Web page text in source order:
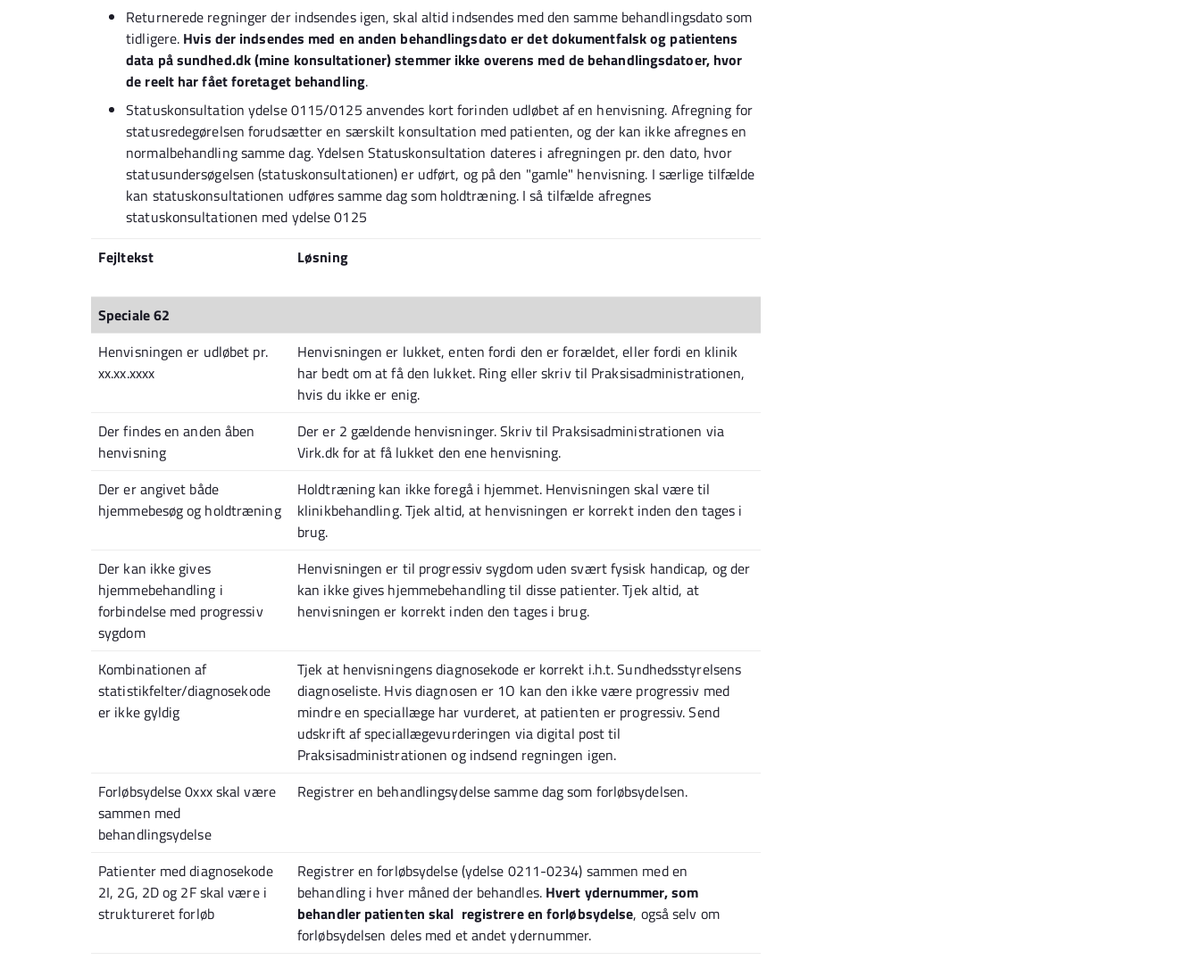
Returnerede regninger der indsendes igen, skal altid indsendes med den samme behandlingsdato som
tidligere. Hvis der indsendes med en anden behandlingsdato er det dokumentfalsk og patientens
data på sundhed.dk (mine konsultationer) stemmer ikke overens med de behandlingsdatoer, hvor
de reelt har fået foretaget behandling.
Statuskonsultation ydelse 0115/0125 anvendes kort forinden udløbet af en henvisning. Afregning for
statusredegørelsen forudsætter en særskilt konsultation med patienten, og der kan ikke afregnes en
normalbehandling samme dag. Ydelsen Statuskonsultation dateres i afregningen pr. den dato, hvor
statusundersøgelsen (statuskonsultationen) er udført, og på den "gamle" henvisning. I særlige tilfælde
kan statuskonsultationen udføres samme dag som holdtræning. I så tilfælde afregnes
statuskonsultationen med ydelse 0125
Fejltekst
Løsning
Speciale 62
Henvisningen er udløbet pr.
xx.xx.xxxx
Henvisningen er lukket, enten fordi den er forældet, eller fordi en klinik
har bedt om at få den lukket. Ring eller skriv til Praksisadministrationen,
hvis du ikke er enig.
Der findes en anden åben
henvisning
Der er 2 gældende henvisninger. Skriv til Praksisadministrationen via
Virk.dk for at få lukket den ene henvisning.
Der er angivet både
hjemmebesøg og holdtræning
Holdtræning kan ikke foregå i hjemmet. Henvisningen skal være til
klinikbehandling. Tjek altid, at henvisningen er korrekt inden den tages i
brug.
Der kan ikke gives
hjemmebehandling i
forbindelse med progressiv
sygdom
Henvisningen er til progressiv sygdom uden svært fysisk handicap, og der
kan ikke gives hjemmebehandling til disse patienter. Tjek altid, at
henvisningen er korrekt inden den tages i brug.
Kombinationen af
statistikfelter/diagnosekode
er ikke gyldig
Tjek at henvisningens diagnosekode er korrekt i.h.t. Sundhedsstyrelsens
diagnoseliste. Hvis diagnosen er 1O kan den ikke være progressiv med
mindre en speciallæge har vurderet, at patienten er progressiv. Send
udskrift af speciallægevurderingen via digital post til
Praksisadministrationen og indsend regningen igen.
Forløbsydelse 0xxx skal være
sammen med
behandlingsydelse
Registrer en behandlingsydelse samme dag som forløbsydelsen.
Patienter med diagnosekode
2I, 2G, 2D og 2F skal være i
struktureret forløb
Registrer en forløbsydelse (ydelse 0211-0234) sammen med en
behandling i hver måned der behandles. Hvert ydernummer, som
behandler patienten skal registrere en forløbsydelse, også selv om
forløbsydelsen deles med et andet ydernummer.